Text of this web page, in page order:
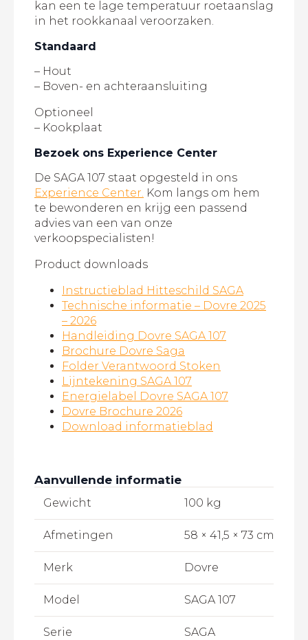
kan een te lage temperatuur roetaanslag
in het rookkanaal veroorzaken.
Standaard
– Hout
– Boven- en achteraansluiting
Optioneel
– Kookplaat
Bezoek ons Experience Center
De SAGA 107 staat opgesteld in ons
Experience Center. Kom langs om hem
te bewonderen en krijg een passend
advies van een van onze
verkoopspecialisten!
Product downloads
Instructieblad Hitteschild SAGA
Technische informatie – Dovre 2025
– 2026
Handleiding Dovre SAGA 107
Brochure Dovre Saga
Folder Verantwoord Stoken
Lijntekening SAGA 107
Energielabel Dovre SAGA 107
Dovre Brochure 2026
Download informatieblad
Aanvullende informatie
Gewicht 100 kg
Afmetingen 58 × 41,5 × 73 cm
Merk Dovre
Model SAGA 107
Serie SAGA